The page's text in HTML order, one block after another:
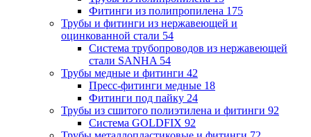
Фитинги из полипропилена 175
Трубы и фитинги из нержавеющей и
оцинкованной стали 54
Система трубопроводов из нержавеющей
стали SANHA 54
Трубы медные и фитинги 42
Пресс-фитинги медные 18
Фитинги под пайку 24
Трубы из сшитого полиэтилена и фитинги 92
Система GOLDFIX 92